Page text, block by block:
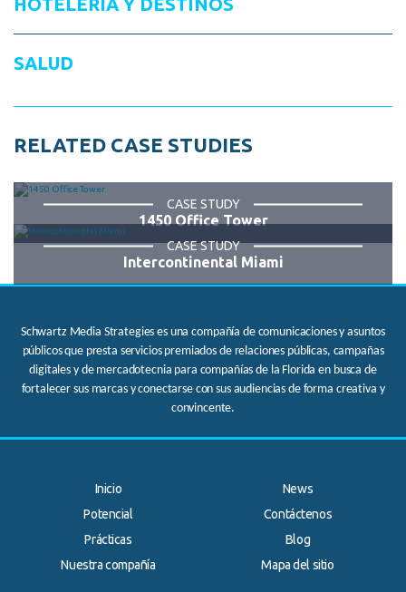
HOTELERÍA Y DESTINOS
SALUD
RELATED CASE STUDIES
CASE STUDY
1450 Office Tower
CASE STUDY
Intercontinental Miami
Schwartz Media Strategies es una compañía de comunicaciones y asuntos
públicos que presta servicios premiados de relaciones públicas, campañas
digitales y de mercadotecnia para compañías de la Florida en busca de
fortalecer sus marcas y conectarse con sus audiencias de forma creativa y
convincente.
Inicio
News
Potencial
Contáctenos
Prácticas
Blog
Nuestra compañía
Mapa del sitio
.